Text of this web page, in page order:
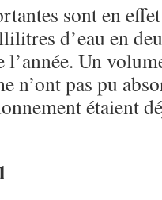
sont en
d’eau en
Un
n’ont pas pu
étaient